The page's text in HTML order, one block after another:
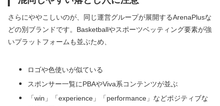
さらにややこしいのが、同じ運営グループが展開するArenaPlusな
どの別ブランドです。Basketballやスポーツベッティング要素が強
いプラットフォームも並ぶため、
ロゴや色使いが似ている
スポンサー一覧にPBAやViva系コンテンツが並ぶ
「win」「experience」「performance」などポジティブな